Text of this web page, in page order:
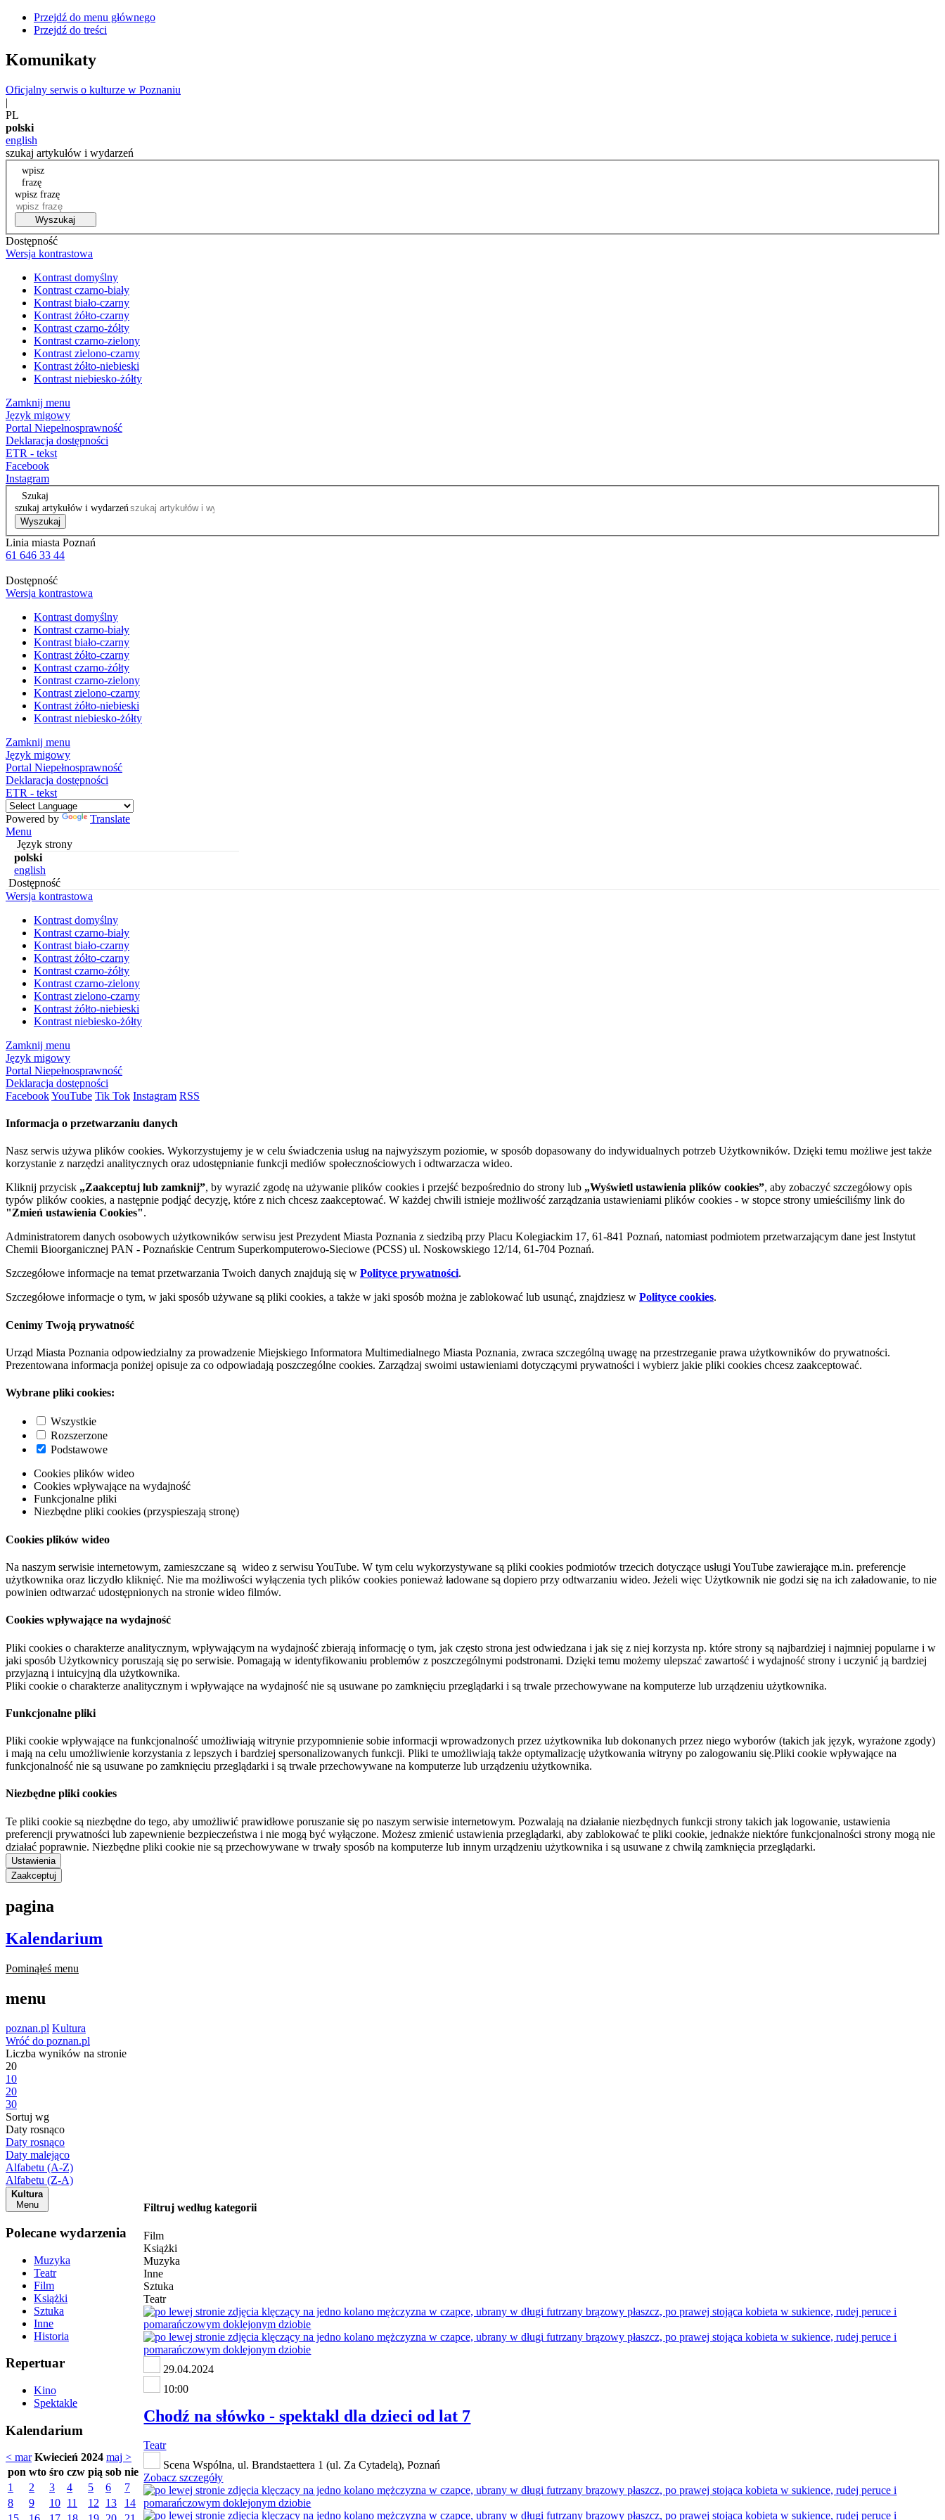
Przejdź do menu głównego
Przejdź do treści
Komunikaty
Oficjalny serwis o kulturze w Poznaniu
|
PL
polski
english
szukaj artykułów i wydarzeń
wpisz
frazę
wpisz frazę
Wyszukaj
Dostępność
Wersja kontrastowa
Kontrast domyślny
Kontrast czarno-biały
Kontrast biało-czarny
Kontrast żółto-czarny
Kontrast czarno-żółty
Kontrast czarno-zielony
Kontrast zielono-czarny
Kontrast żółto-niebieski
Kontrast niebiesko-żółty
Zamknij menu
Język migowy
Portal Niepełnosprawność
Deklaracja dostępności
ETR - tekst
Facebook
Instagram
Szukaj
szukaj artykułów i wydarzeń
Wyszukaj
Linia miasta Poznań
61 646 33 44
Dostępność
Wersja kontrastowa
Kontrast domyślny
Kontrast czarno-biały
Kontrast biało-czarny
Kontrast żółto-czarny
Kontrast czarno-żółty
Kontrast czarno-zielony
Kontrast zielono-czarny
Kontrast żółto-niebieski
Kontrast niebiesko-żółty
Zamknij menu
Język migowy
Portal Niepełnosprawność
Deklaracja dostępności
ETR - tekst
Powered by
Translate
Menu
Język strony
polski
english
Dostępność
Wersja kontrastowa
Kontrast domyślny
Kontrast czarno-biały
Kontrast biało-czarny
Kontrast żółto-czarny
Kontrast czarno-żółty
Kontrast czarno-zielony
Kontrast zielono-czarny
Kontrast żółto-niebieski
Kontrast niebiesko-żółty
Zamknij menu
Język migowy
Portal Niepełnosprawność
Deklaracja dostępności
FacebookYouTube Tik Tok Instagram RSS
Informacja o przetwarzaniu danych
Nasz serwis używa plików cookies. Wykorzystujemy je w celu świadczenia usług na najwyższym poziomie, w sposób dopasowany do indywidualnych potrzeb Użytkowników. Dzięki temu możliwe jest także
korzystanie z narzędzi analitycznych oraz udostępnianie funkcji mediów społecznościowych i odtwarzacza wideo.
Kliknij przycisk „Zaakceptuj lub zamknij”, by wyrazić zgodę na używanie plików cookies i przejść bezpośrednio do strony lub „Wyświetl ustawienia plików cookies”, aby zobaczyć szczegółowy opis
typów plików cookies, a następnie podjąć decyzję, które z nich chcesz zaakceptować. W każdej chwili istnieje możliwość zarządzania ustawieniami plików cookies - w stopce strony umieściliśmy link do
"Zmień ustawienia Cookies".
Administratorem danych osobowych użytkowników serwisu jest Prezydent Miasta Poznania z siedzibą przy Placu Kolegiackim 17, 61-841 Poznań, natomiast podmiotem przetwarzającym dane jest Instytut
Chemii Bioorganicznej PAN - Poznańskie Centrum Superkomputerowo-Sieciowe (PCSS) ul. Noskowskiego 12/14, 61-704 Poznań.
Szczegółowe informacje na temat przetwarzania Twoich danych znajdują się w Polityce prywatności.
Szczegółowe informacje o tym, w jaki sposób używane są pliki cookies, a także w jaki sposób można je zablokować lub usunąć, znajdziesz w Polityce cookies.
Cenimy Twoją prywatność
Urząd Miasta Poznania odpowiedzialny za prowadzenie Miejskiego Informatora Multimedialnego Miasta Poznania, zwraca szczególną uwagę na przestrzeganie prawa użytkowników do prywatności.
Prezentowana informacja poniżej opisuje za co odpowiadają poszczególne cookies. Zarządzaj swoimi ustawieniami dotyczącymi prywatności i wybierz jakie pliki cookies chcesz zaakceptować.
Wybrane pliki cookies:
Wszystkie
Rozszerzone
Podstawowe
Cookies plików wideo
Cookies wpływające na wydajność
Funkcjonalne pliki
Niezbędne pliki cookies (przyspieszają stronę)
Cookies plików wideo
Na naszym serwisie internetowym, zamieszczane są wideo z serwisu YouTube. W tym celu wykorzystywane są pliki cookies podmiotów trzecich dotyczące usługi YouTube zawierające m.in. preferencje
użytkownika oraz liczydło kliknięć. Nie ma możliwości wyłączenia tych plików cookies ponieważ ładowane są dopiero przy odtwarzaniu wideo. Jeżeli więc Użytkownik nie godzi się na ich załadowanie, to nie
powinien odtwarzać udostępnionych na stronie wideo filmów.
Cookies wpływające na wydajność
Pliki cookies o charakterze analitycznym, wpływającym na wydajność zbierają informację o tym, jak często strona jest odwiedzana i jak się z niej korzysta np. które strony są najbardziej i najmniej popularne i w
jaki sposób Użytkownicy poruszają się po serwisie. Pomagają w identyfikowaniu problemów z poszczególnymi podstronami. Dzięki temu możemy ulepszać zawartość i wydajność strony i uczynić ją bardziej
przyjazną i intuicyjną dla użytkownika.
Pliki cookie o charakterze analitycznym i wpływające na wydajność nie są usuwane po zamknięciu przeglądarki i są trwale przechowywane na komputerze lub urządzeniu użytkownika.
Funkcjonalne pliki
Pliki cookie wpływające na funkcjonalność umożliwiają witrynie przypomnienie sobie informacji wprowadzonych przez użytkownika lub dokonanych przez niego wyborów (takich jak język, wyrażone zgody)
i mają na celu umożliwienie korzystania z lepszych i bardziej spersonalizowanych funkcji. Pliki te umożliwiają także optymalizację użytkowania witryny po zalogowaniu się.Pliki cookie wpływające na
funkcjonalność nie są usuwane po zamknięciu przeglądarki i są trwale przechowywane na komputerze lub urządzeniu użytkownika.
Niezbędne pliki cookies
Te pliki cookie są niezbędne do tego, aby umożliwić prawidłowe poruszanie się po naszym serwisie internetowym. Pozwalają na działanie niezbędnych funkcji strony takich jak logowanie, ustawienia
preferencji prywatności lub zapewnienie bezpieczeństwa i nie mogą być wyłączone. Możesz zmienić ustawienia przeglądarki, aby zablokować te pliki cookie, jednakże niektóre funkcjonalności strony mogą nie
działać poprawnie. Niezbędne pliki cookie nie są przechowywane w trwały sposób na komputerze lub innym urządzeniu użytkownika i są usuwane z chwilą zamknięcia przeglądarki.
Ustawienia
Zaakceptuj
pagina
Kalendarium
Pominąłeś menu
menu
poznan.pl Kultura
Wróć do poznan.pl
Liczba wyników na stronie
20
10
20
30
Sortuj wg
Daty rosnąco
Daty rosnąco
Daty malejąco
Alfabetu (A-Z)
Alfabetu (Z-A)
Kultura
Menu
Polecane wydarzenia
Muzyka
Teatr
Film
Książki
Sztuka
Inne
Historia
Repertuar
Kino
Spektakle
Kalendarium
< mar Kwiecień 2024 maj >
pon wto śro czw pią sob nie
1
2 3 4 5 6
7
8
9 10 11 12 13
14
Filtruj według kategorii
Film
Książki
Muzyka
Inne
Sztuka
Teatr
29.04.2024
10:00
Chodź na słówko - spektakl dla dzieci od lat 7
Teatr
Scena Wspólna, ul. Brandstaettera 1 (ul. Za Cytadelą), Poznań
Zobacz szczegóły